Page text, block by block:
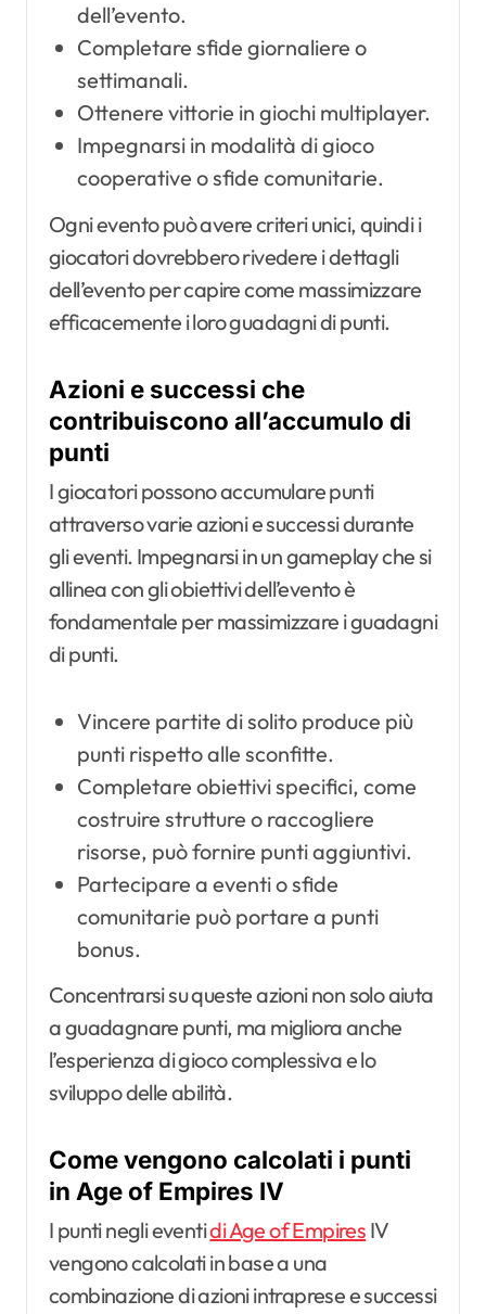
dell’evento.
Completare sfide giornaliere o
settimanali.
Ottenere vittorie in giochi multiplayer.
Impegnarsi in modalità di gioco
cooperative o sfide comunitarie.
Ogni evento può avere criteri unici, quindi i
giocatori dovrebbero rivedere i dettagli
dell’evento per capire come massimizzare
efficacemente i loro guadagni di punti.
Azioni e successi che
contribuiscono all’accumulo di
punti
I giocatori possono accumulare punti
attraverso varie azioni e successi durante
gli eventi. Impegnarsi in un gameplay che si
allinea con gli obiettivi dell’evento è
fondamentale per massimizzare i guadagni
di punti.
Vincere partite di solito produce più
punti rispetto alle sconfitte.
Completare obiettivi specifici, come
costruire strutture o raccogliere
risorse, può fornire punti aggiuntivi.
Partecipare a eventi o sfide
comunitarie può portare a punti
bonus.
Concentrarsi su queste azioni non solo aiuta
a guadagnare punti, ma migliora anche
l’esperienza di gioco complessiva e lo
sviluppo delle abilità.
Come vengono calcolati i punti
in Age of Empires IV
I punti negli eventidi Age of Empires IV
vengono calcolati in base a una
combinazione di azioni intraprese e successi